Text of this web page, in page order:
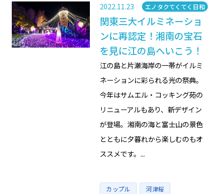
関東三大イルミネーショ
ンに再認定！湘南の宝石
を見に江の島へいこう！
2022.11.23
江の島と片瀬海岸の一帯がイルミ
ネーションに彩られる光の祭典。
今年はサムエル・コッキング苑の
リニューアルもあり、新デザイン
が登場。湘南の海と富士山の景色
とともに夕暮れから楽しむのもオ
ススメです。...
Category
エノタクてくてく日和
Tags
カップル 河津桜